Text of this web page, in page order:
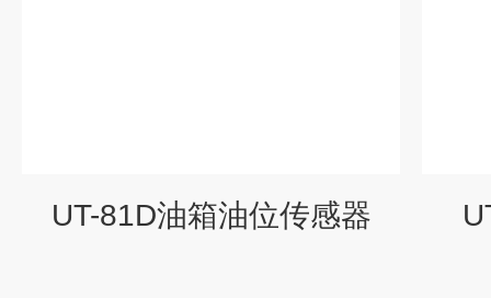
UT-81D油箱油位传感器